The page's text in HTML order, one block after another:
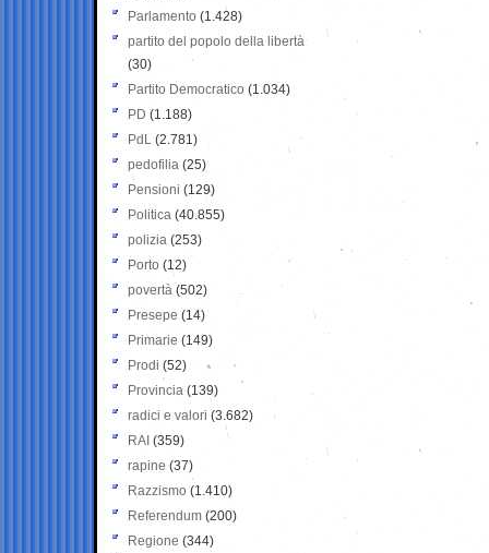
Parlamento (1.428)
partito del popolo della libertà
(30)
Partito Democratico (1.034)
PD (1.188)
PdL (2.781)
pedofilia (25)
Pensioni (129)
Politica (40.855)
polizia (253)
Porto (12)
povertà (502)
Presepe (14)
Primarie (149)
Prodi (52)
Provincia (139)
radici e valori (3.682)
RAI (359)
rapine (37)
Razzismo (1.410)
Referendum (200)
Regione (344)